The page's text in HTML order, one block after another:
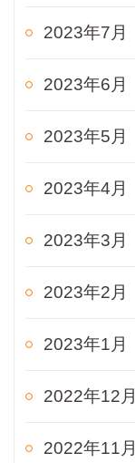
2023年7月
2023年6月
2023年5月
2023年4月
2023年3月
2023年2月
2023年1月
2022年12月
2022年11月